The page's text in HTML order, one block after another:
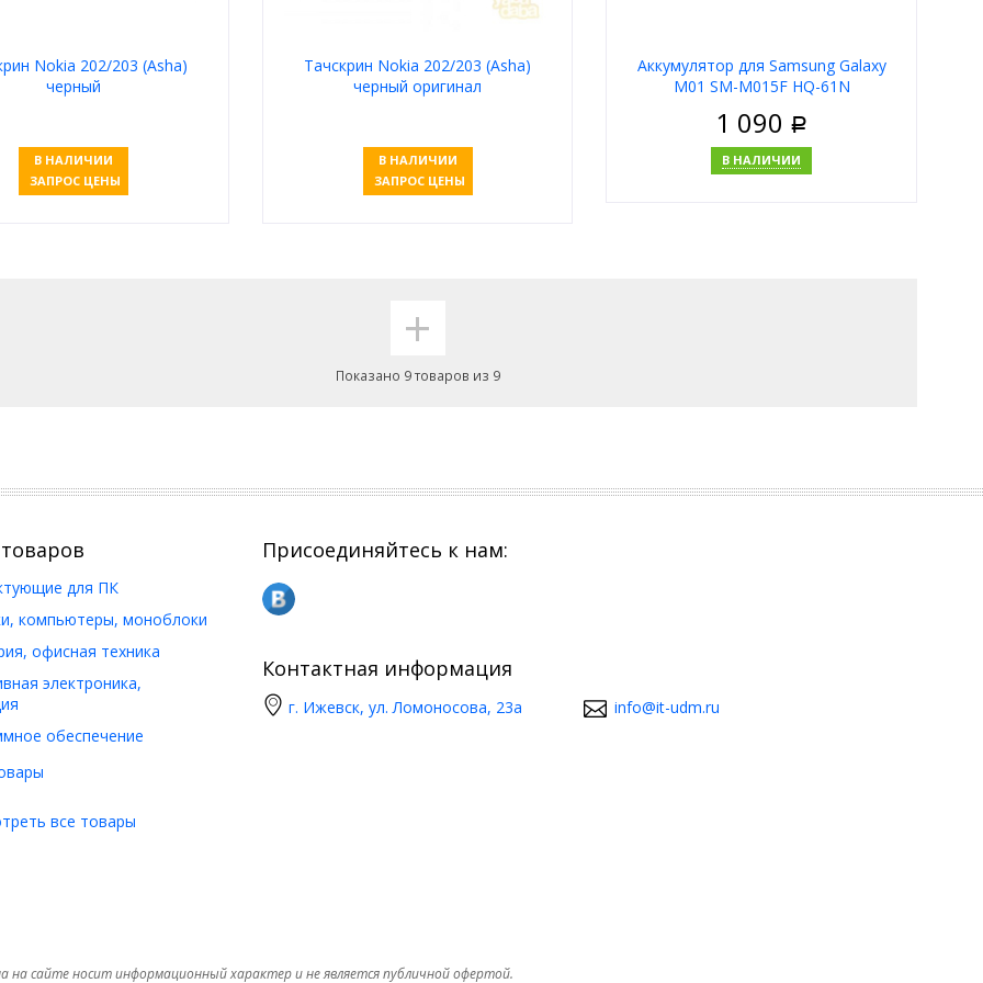
Nokia 202/203 (Asha)
черный
В НАЛИЧИИ
ЗАПРОС ЦЕНЫ
Тачскрин Nokia 202/203 (Asha)
черный оригинал
В НАЛИЧИИ
ЗАПРОС ЦЕНЫ
Аккумулятор для Samsung Galaxy
M01 SM-M015F HQ-61N
1 090 Р
В НАЛИЧИИ
+
Показано 9 товаров из 9
для ПК
компьютеры, моноблоки
офисная техника
электроника,
обеспечение
все товары
Присоединяйтесь к нам:
Контактная информация
г. Ижевск, ул. Ломоносова, 23а info@it-udm.ru
на сайте носит информационный характер и не является публичной офертой.